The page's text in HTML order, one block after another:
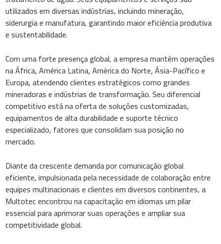
utilizados em diversas indústrias, incluindo mineração,
siderurgia e manufatura, garantindo maior eficiência produtiva
e sustentabilidade.
Com uma forte presença global, a empresa mantém operações
na África, América Latina, América do Norte, Ásia-Pacífico e
Europa, atendendo clientes estratégicos como grandes
mineradoras e indústrias de transformação. Seu diferencial
competitivo está na oferta de soluções customizadas,
equipamentos de alta durabilidade e suporte técnico
especializado, fatores que consolidam sua posição no
mercado.
Diante da crescente demanda por comunicação global
eficiente, impulsionada pela necessidade de colaboração entre
equipes multinacionais e clientes em diversos continentes, a
Multotec encontrou na capacitação em idiomas um pilar
essencial para aprimorar suas operações e ampliar sua
competitividade global.